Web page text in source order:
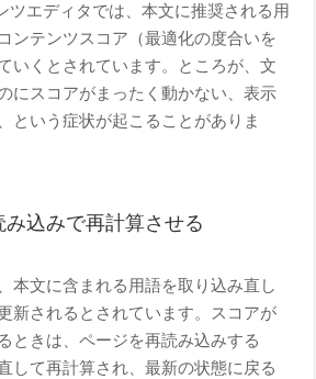
ツエディタでは、本文に推奨される用
ンテンツスコア（最適化の度合いを
いくとされています。ところが、文
にスコアがまったく動かない、表示
という症状が起こることがありま
込みで再計算させる
本文に含まれる用語を取り込み直し
新されるとされています。スコアが
ときは、ページを再読み込みする
して再計算され、最新の状態に戻る